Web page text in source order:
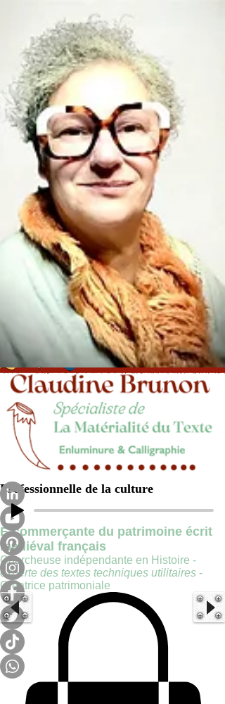
Professionnelle de la culture
E-commerçante du patrimoine écrit
médiéval français
Chercheuse indépendante en Histoire -
experte des textes techniques utilitaires -
Créatrice patrimoniale